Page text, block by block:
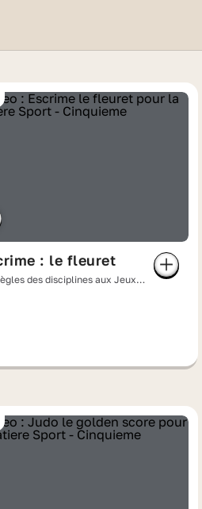
à l'approche des
: le fleuret
des disciplines aux Jeux